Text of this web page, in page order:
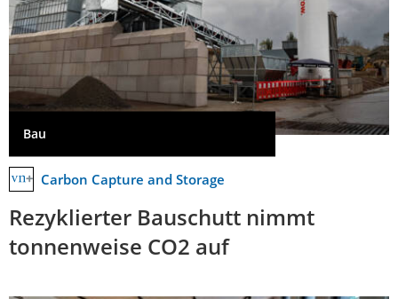
Bau
Carbon Capture and Storage
Rezyklierter Bauschutt nimmt
tonnenweise CO2 auf